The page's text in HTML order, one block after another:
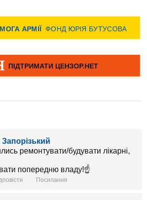
ремонтувати/будувати лікарні,
попередню владу!☝
Посилання